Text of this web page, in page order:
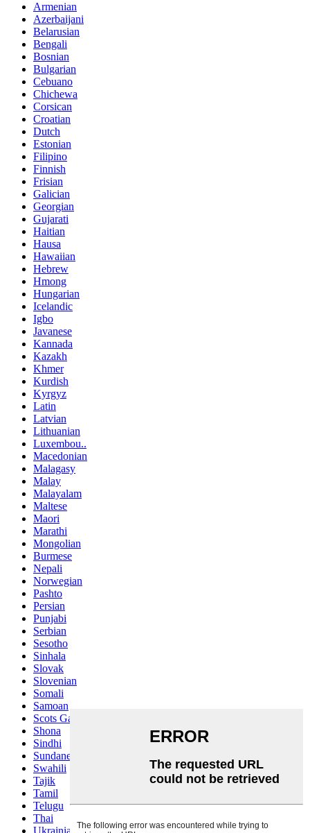
Armenian
Azerbaijani
Belarusian
Bengali
Bosnian
Bulgarian
Cebuano
Chichewa
Corsican
Croatian
Dutch
Estonian
Filipino
Finnish
Frisian
Galician
Georgian
Gujarati
Haitian
Hausa
Hawaiian
Hebrew
Hmong
Hungarian
Icelandic
Igbo
Javanese
Kannada
Kazakh
Khmer
Kurdish
Kyrgyz
Latin
Latvian
Lithuanian
Luxembou..
Macedonian
Malagasy
Malay
Malayalam
Maltese
Maori
Marathi
Mongolian
Burmese
Nepali
Norwegian
Pashto
Persian
Punjabi
Serbian
Sesotho
Sinhala
Slovak
Slovenian
Somali
Samoan
Scots Gaelic
Shona
Sindhi
Sundanese
Swahili
Tajik
Tamil
Telugu
Thai
Ukrainian